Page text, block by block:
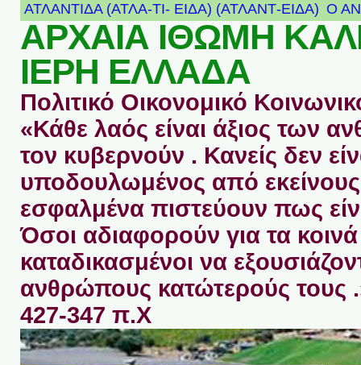
ΑΤΛΑΝΤΊΔΑ (ΑΤΛΑ-ΤΙ- ΕΙΔΑ) (ΑΤΛΑΝΤ-ΕΙΔΑ) Ο
ΑΡΧΑΙΑ ΙΘΩΜΗ
ΙΕΡΗ ΕΛΛΑΔΑ
Πολιτικό Οικονομικό
«Κάθε λαός είναι άξιος των
τον κυβερνούν . Κανείς δεν
υποδουλωμένος από
εσφαλμένα πιστεύουν πως
Όσοι αδιαφορούν για τα κοινά
καταδικασμένοι να
ανθρώπους κατώτερούς τους
427-347 π.Χ